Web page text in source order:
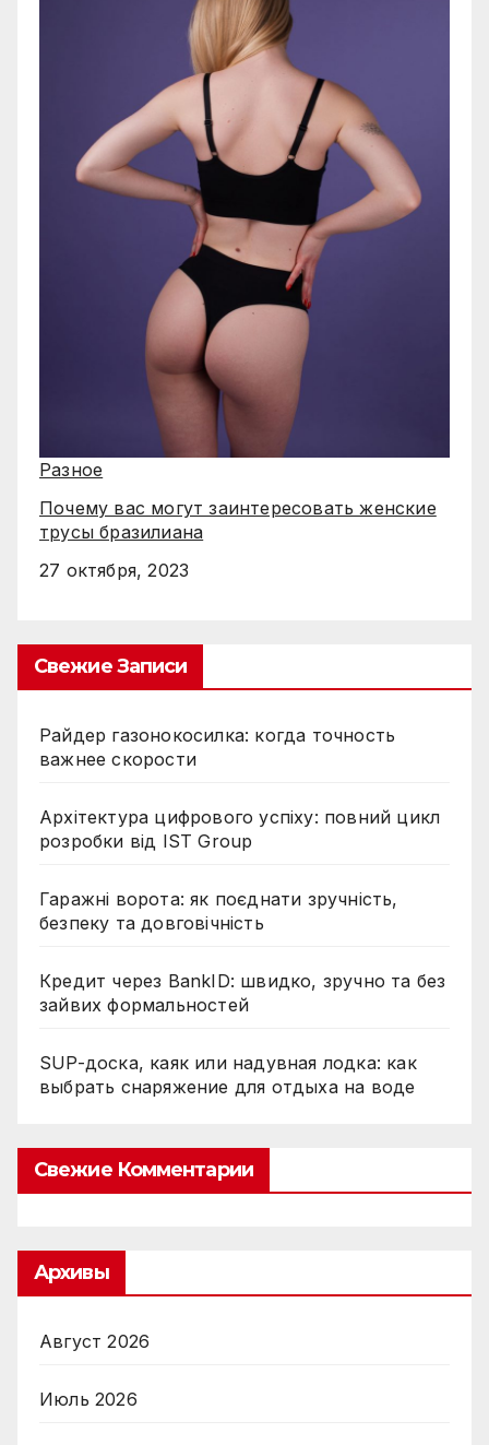
Разное
Почему вас могут заинтересовать женские
трусы бразилиана
27 октября, 2023
Свежие Записи
Райдер газонокосилка: когда точность
важнее скорости
Архітектура цифрового успіху: повний цикл
розробки від IST Group
Гаражні ворота: як поєднати зручність,
безпеку та довговічність
Кредит через BankID: швидко, зручно та без
зайвих формальностей
SUP-доска, каяк или надувная лодка: как
выбрать снаряжение для отдыха на воде
Свежие Комментарии
Архивы
Август 2026
Июль 2026